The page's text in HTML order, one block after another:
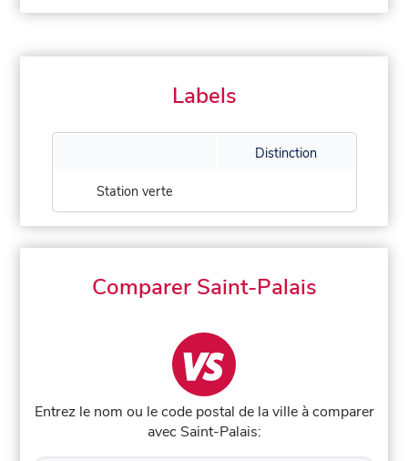
Labels
Distinction
Station verte
Comparer Saint-Palais
Entrez le nom ou le code postal de la ville à comparer
avec Saint-Palais: